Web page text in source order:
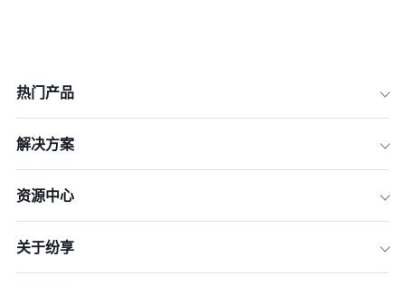
4.客户生命周期管理：全周期维护
热门产品
解决方案
资源中心
关于纷享